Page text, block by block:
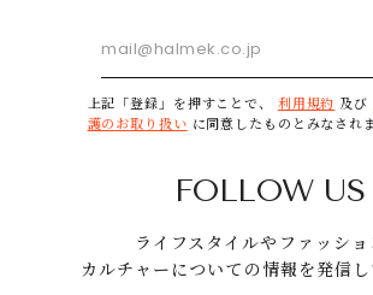
上記「登録」を押すことで、 利用規約 及び
護のお取り扱い に同意したものとみなされま
FOLLOW US
ライフスタイルやファッショ
カルチャーについての情報を発信し